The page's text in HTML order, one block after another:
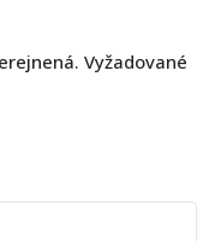
Vyžadované